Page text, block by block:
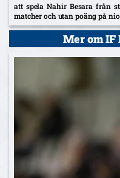
att spela Nahir Besara från
matcher och utan poäng på
Mer om IF